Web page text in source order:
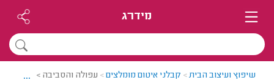
מידרג
שיפוץ ועיצוב הבית> קבלני איטום מומלצים> עפולה והסביבה > קבלן
...